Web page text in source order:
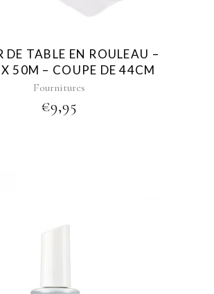
DE TABLE EN ROULEAU –
50M – COUPE DE 44CM
Fournitures
€9,95